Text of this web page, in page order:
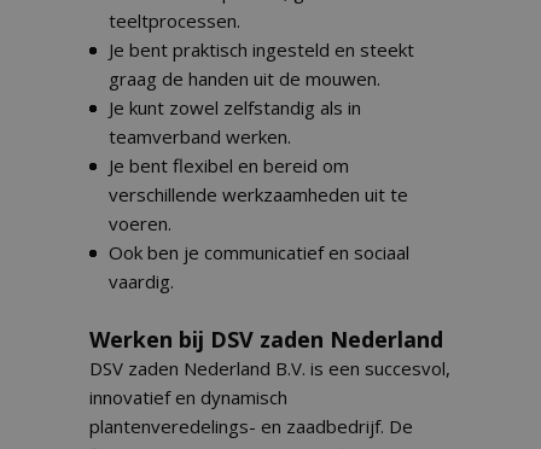
teeltprocessen.
Je bent praktisch ingesteld en steekt
graag de handen uit de mouwen.
Je kunt zowel zelfstandig als in
teamverband werken.
Je bent flexibel en bereid om
verschillende werkzaamheden uit te
voeren.
Ook ben je communicatief en sociaal
vaardig.
Werken bij DSV zaden Nederland
DSV zaden Nederland B.V. is een succesvol,
innovatief en dynamisch
plantenveredelings- en zaadbedrijf. De